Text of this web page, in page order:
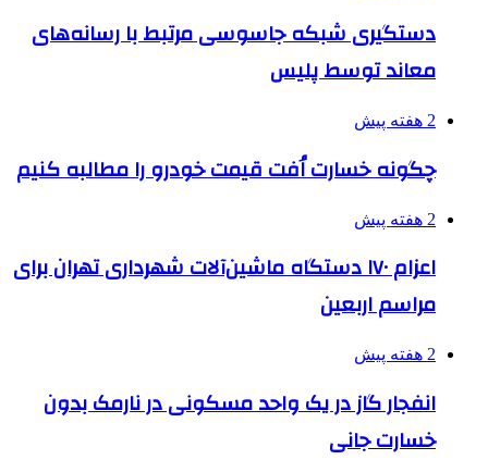
دستگیری شبکه جاسوسی مرتبط با رسانه‌های
معاند توسط پلیس
2 هفته پیش
چگونه خسارت اُفت قیمت خودرو را مطالبه کنیم
2 هفته پیش
اعزام ۱۷۰ دستگاه ماشین‌آلات شهرداری تهران برای
مراسم اربعین
2 هفته پیش
انفجار گاز در یک واحد مسکونی در نارمک بدون
خسارت جانی